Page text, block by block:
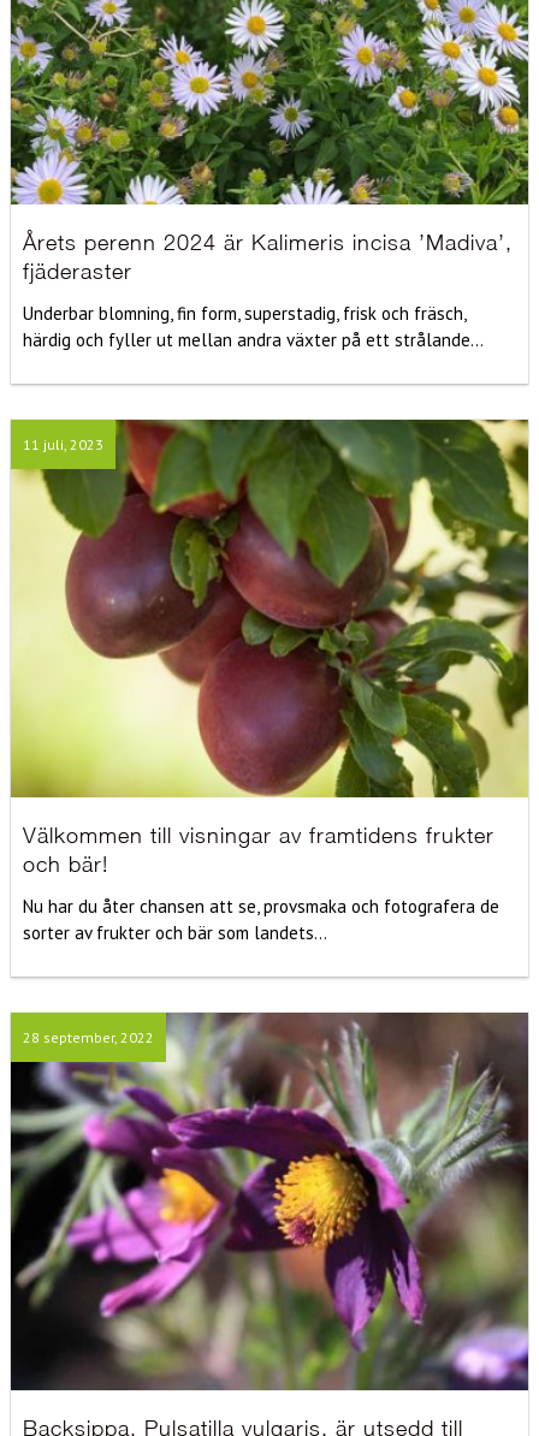
Årets perenn 2024 är Kalimeris incisa ’Madiva’,
fjäderaster
Underbar blomning, fin form, superstadig, frisk och fräsch,
härdig och fyller ut mellan andra växter på ett strålande...
11 juli, 2023
Välkommen till visningar av framtidens frukter
och bär!
Nu har du åter chansen att se, provsmaka och fotografera de
sorter av frukter och bär som landets...
28 september, 2022
Backsippa, Pulsatilla vulgaris, är utsedd till